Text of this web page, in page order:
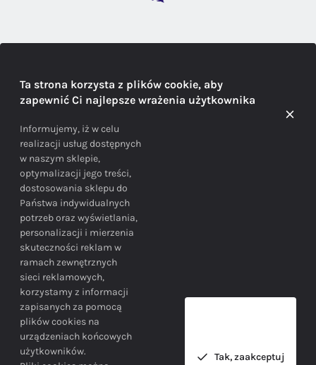
Doradzamy na każdym etapie zakupu
BEZPIECZEŃSTWO
Bezpieczne zakupy gwarantowane!
Ta strona korzysta z plików cookie, aby
zapewnić Ci najlepsze wrażenia użytkownika
Informujemy, iż w celu
realizacji usług dostępnych
w naszym sklepie,
optymalizacji jego treści,
dostosowania sklepu do
Państwa indywidualnych
potrzeb oraz wyświetlania,
personalizacji i mierzenia
skuteczności reklam w
ramach zewnętrznych
sieci reklamowych,
korzystamy z informacji
zapisanych za pomocą
plików cookies na
urządzeniach końcowych
użytkowników.
Tak, zaakceptuj